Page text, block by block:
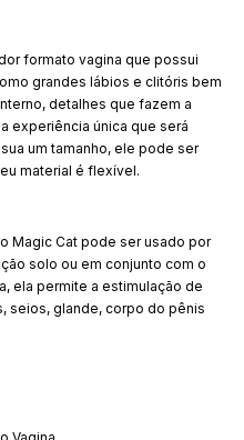
formato vagina que possui
grandes lábios e clitóris bem
detalhes que fazem a
experiência única que será
um tamanho, ele pode ser
material é flexível.
Magic Cat pode ser usado por
solo ou em conjunto com o
ela permite a estimulação de
seios, glande, corpo do pênis